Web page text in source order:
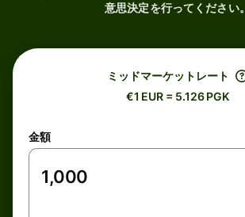
意思決定を行ってください。
ミッドマーケットレート
€1 EUR = 5.126 PGK
金額